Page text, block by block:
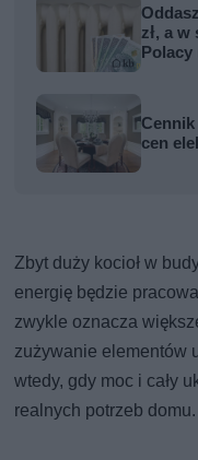
zł, a w
Polacy
cen
Zbyt duży kocioł w
energię będzie
zwykle oznacza
zużywanie elementów
wtedy, gdy moc i cały
realnych potrzeb domu.